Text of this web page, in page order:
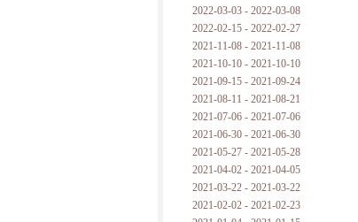
2022-03-03 - 2022-03-08
2022-02-15 - 2022-02-27
2021-11-08 - 2021-11-08
2021-10-10 - 2021-10-10
2021-09-15 - 2021-09-24
2021-08-11 - 2021-08-21
2021-07-06 - 2021-07-06
2021-06-30 - 2021-06-30
2021-05-27 - 2021-05-28
2021-04-02 - 2021-04-05
2021-03-22 - 2021-03-22
2021-02-02 - 2021-02-23